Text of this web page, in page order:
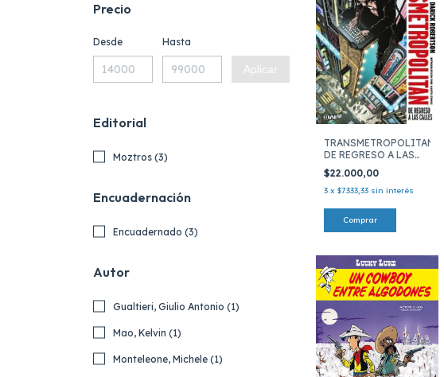
Precio
Desde Hasta
Aplicar
Editorial
Moztros (3)
Encuadernación
Encuadernado (3)
Autor
Gualtieri, Giulio Antonio (1)
Mao, Kelvin (1)
Monteleone, Michele (1)
TRANSMETROPOLITAN
DE REGRESO A LAS
CALLES
$22.000,00
3 x $7.333,33 sin interés